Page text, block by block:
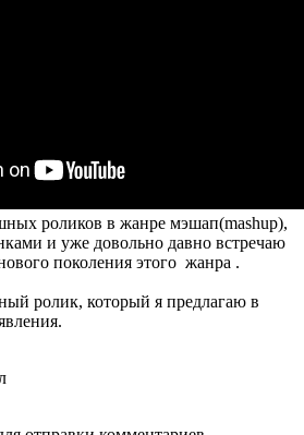
роликов в жанре мэшап(mashup),
и уже довольно давно встречаю
поколения этого жанра .
ролик, который я предлагаю в